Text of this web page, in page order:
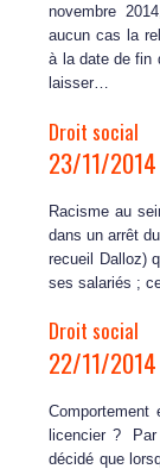
novembre
aucun cas la
à la date de fin
laisser…
Droit social
23/11/2014
Racisme au
dans un arrêt
recueil Dalloz)
ses salariés ;
Droit social
22/11/2014
Comportement
licencier ? Par
décidé que